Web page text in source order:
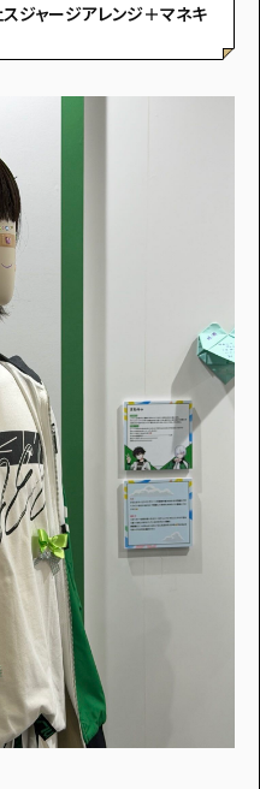
ジャージアレンジ＋マネキ